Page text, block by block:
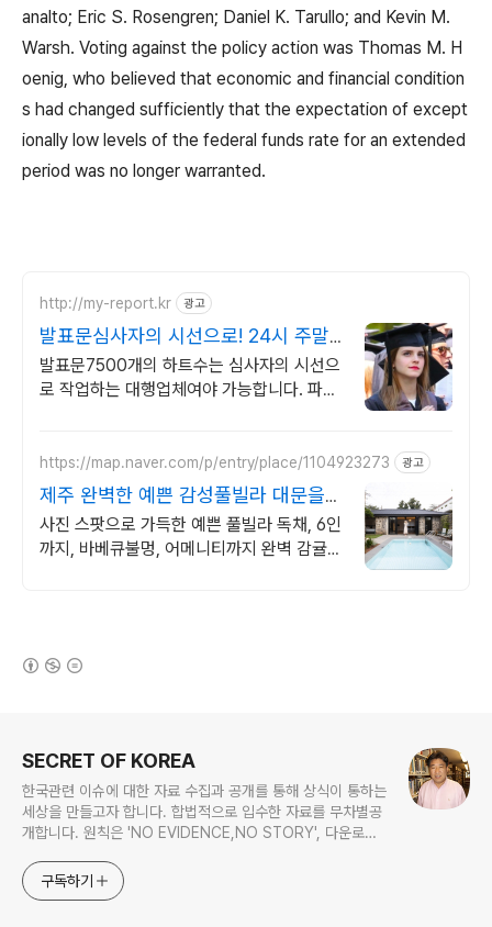
analto; Eric S. Rosengren; Daniel K. Tarullo; and Kevin M.
Warsh. Voting against the policy action was Thomas M. H
oenig, who believed that economic and financial condition
s had changed sufficiently that the expectation of except
ionally low levels of the federal funds rate for an extended
period was no longer warranted.
http://my-report.kr 광고
발표문심사자의 시선으로! 24시 주말
상담 가능 저렴
발표문7500개의 하트수는 심사자의 시선으
로 작업하는 대행업체여야 가능합니다. 파트
https://map.naver.com/p/entry/place/1104923273 광고
제주 완벽한 예쁜 감성풀빌라 대문을
여는 순간 예쁨 가득
사진 스팟으로 가득한 예쁜 풀빌라 독채, 6인
까지, 바베큐불멍, 어메니티까지 완벽 감귤로
SECRET OF KOREA
한국관련 이슈에 대한 자료 수집과 공개를 통해 상식이 통하는
세상을 만들고자 합니다. 합법적으로 입수한 자료를 무차별공
개합니다. 원칙은 'NO EVIDENCE,NO STORY', 다운로드
jesim56@gmail.com, 안보일때는 구글리더나 RSS로!!
구독하기